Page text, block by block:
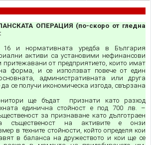
ОПЕРАЦИЯ (по-скоро от гледна
и нормативната уредба в България
активи са установими нефинансови
притежавани от предприятието, които имат
форма, и се използват повече от един
административната или друга
да се получи икономическа изгода, свързана
ще бъдат признати като разход
единична стойност е под 700 лв. –
за признаване като дълготраен
същественост на активите е онзи
в техните стойности, който определя кои
в баланса на дружеството и кои ще се